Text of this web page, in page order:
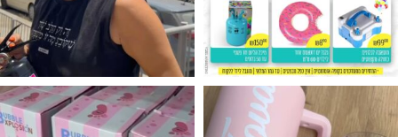
מטף לגילוי מין העובר חזר למלא